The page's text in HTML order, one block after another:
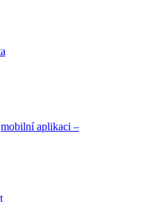
mobilní aplikaci –